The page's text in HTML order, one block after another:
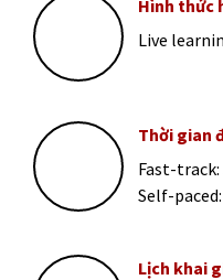
Thời gian
Fast-
Self-
Lịch khai
Hình thức
Live